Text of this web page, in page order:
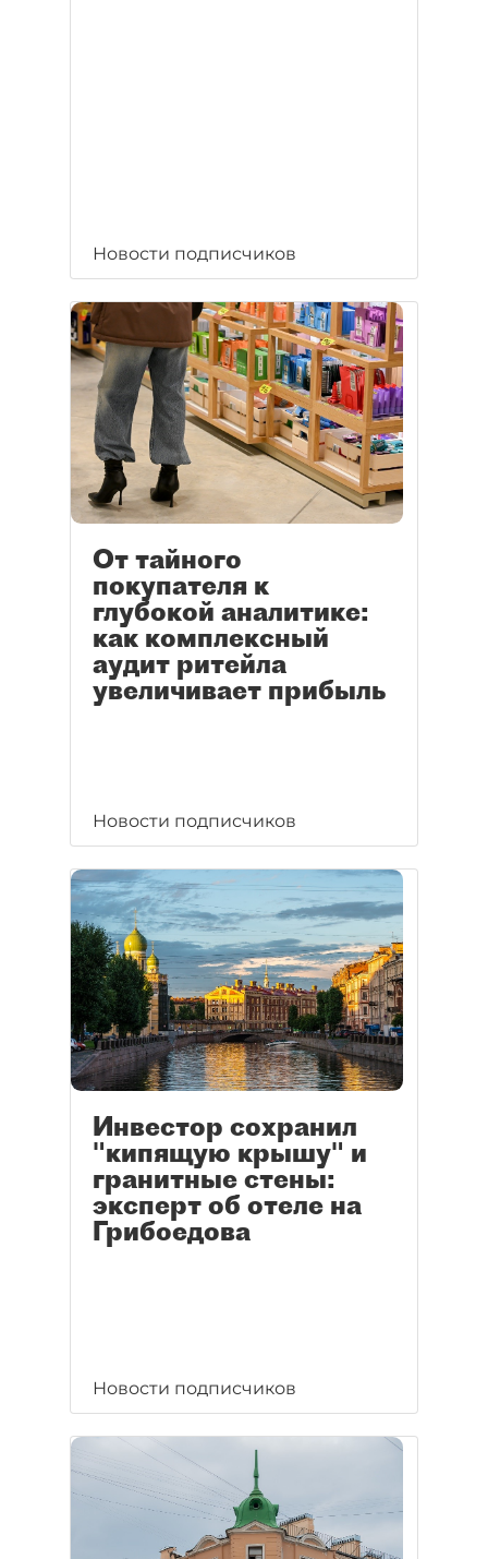
Новости подписчиков
От тайного
покупателя к
глубокой аналитике:
как комплексный
аудит ритейла
увеличивает прибыль
Новости подписчиков
Инвестор сохранил
"кипящую крышу" и
гранитные стены:
эксперт об отеле на
Грибоедова
Новости подписчиков